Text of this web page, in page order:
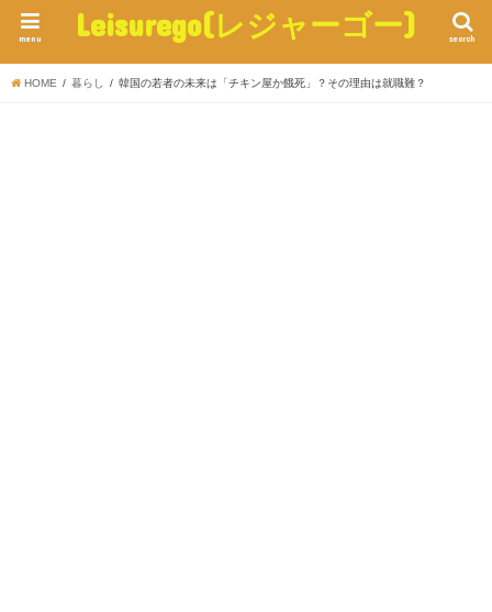
Leisurego(レジャーゴー) search
menu
HOME 暮らし 韓国の若者の未来は「チキン屋か餓死」？その理由は就職難？